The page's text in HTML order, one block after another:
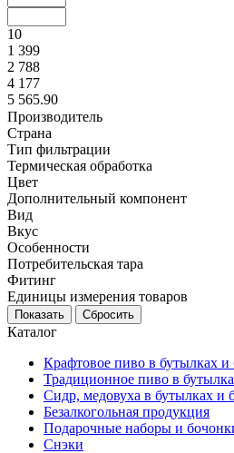
10
1 399
2 788
4 177
5 565.90
Производитель
Страна
Тип фильтрации
Термическая обработка
Цвет
Дополнительный компонент
Вид
Вкус
Особенности
Потребительская тара
Фитинг
Единицы измерения товаров
Каталог
Крафтовое пиво в бутылках и
Традиционное пиво в
Сидр, медовуха в бутылках и
Безалкогольная продукция
Подарочные наборы и
Снэки